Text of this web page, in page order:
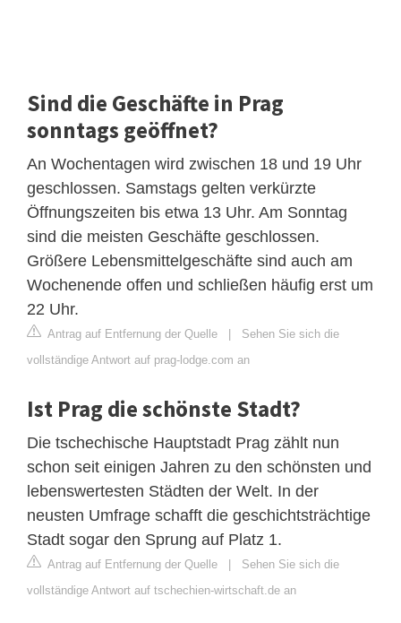
Sind die Geschäfte in Prag
sonntags geöffnet?
An Wochentagen wird zwischen 18 und 19 Uhr
geschlossen. Samstags gelten verkürzte
Öffnungszeiten bis etwa 13 Uhr. Am Sonntag
sind die meisten Geschäfte geschlossen.
Größere Lebensmittelgeschäfte sind auch am
Wochenende offen und schließen häufig erst um
22 Uhr.
Antrag auf Entfernung der Quelle | Sehen Sie sich die
vollständige Antwort auf prag-lodge.com an
Ist Prag die schönste Stadt?
Die tschechische Hauptstadt Prag zählt nun
schon seit einigen Jahren zu den schönsten und
lebenswertesten Städten der Welt. In der
neusten Umfrage schafft die geschichtsträchtige
Stadt sogar den Sprung auf Platz 1.
Antrag auf Entfernung der Quelle | Sehen Sie sich die
vollständige Antwort auf tschechien-wirtschaft.de an